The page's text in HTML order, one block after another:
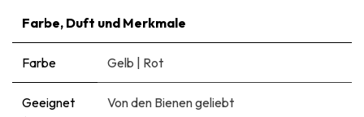
Farbe, Duft und Merkmale
Farbe Gelb Rot
Geeignet
Von den Bienen geliebt